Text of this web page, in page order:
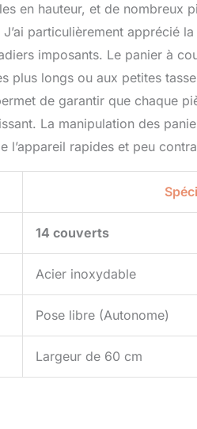
en hauteur, et de nombreux
particulièrement apprécié
imposants. Le panier à
plus longs ou aux petites
de garantir que chaque
La manipulation des
l’appareil rapides et peu
14 couverts
Acier inoxydable
Pose libre (Autonome)
Largeur de 60 cm